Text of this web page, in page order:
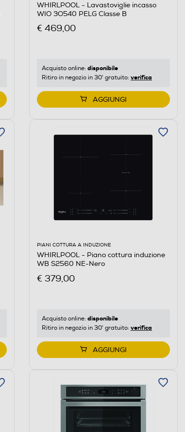
WHIRLPOOL - Lavastoviglie incasso
WIO 3O540 PELG Classe B
€ 469,00
Acquisto online: disponibile
Ritiro in negozio in 30' gratuito: verifica
AGGIUNGI
PIANI COTTURA A INDUZIONE
WHIRLPOOL - Piano cottura induzione
WB S2560 NE-Nero
€ 379,00
Acquisto online: disponibile
Ritiro in negozio in 30' gratuito: verifica
AGGIUNGI